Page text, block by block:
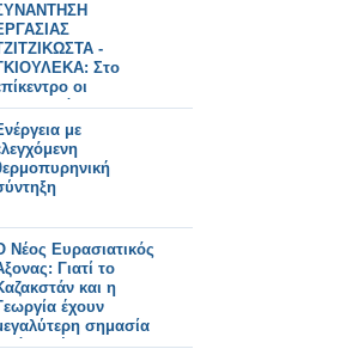
-
Στο
οι
της
για τα μεγάλα έργα
και
τον
και ο
κομβικός ρόλος της
με
Νέος Ευρασιατικός
Γιατί το
και η
έχουν
σημασία
ποτέ.